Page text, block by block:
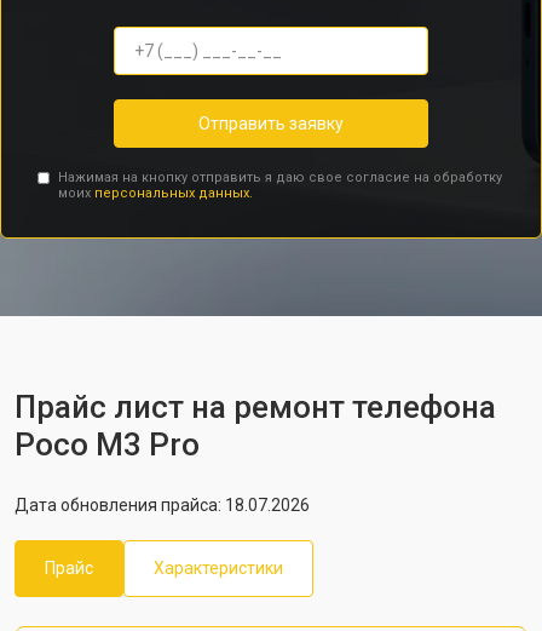
Отправить заявку
Нажимая на кнопку отправить я даю свое согласие на обработку
моих персональных данных.
Прайс лист на ремонт телефона
Poco M3 Pro
Дата обновления прайса: 18.07.2026
Прайс Характеристики